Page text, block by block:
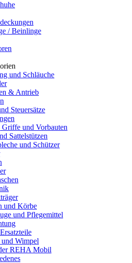
/ Beinlinge
und Schläuche
& Antrieb
Steuersätze
Griffe und Vorbauten
Sattelstützen
und Schützer
und Körbe
und Pflegemittel
und Wimpel
REHA Mobil